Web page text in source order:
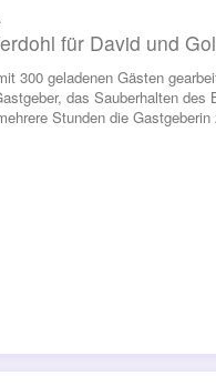
für David und
300 geladenen Gästen
das Sauberhalten
Stunden die